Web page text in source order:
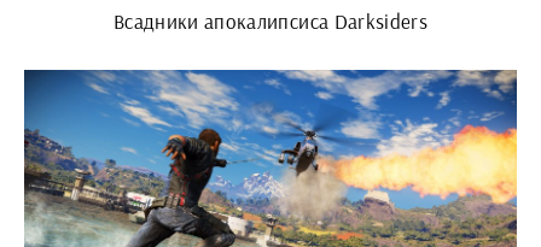
Всадники апокалипсиса Darksiders